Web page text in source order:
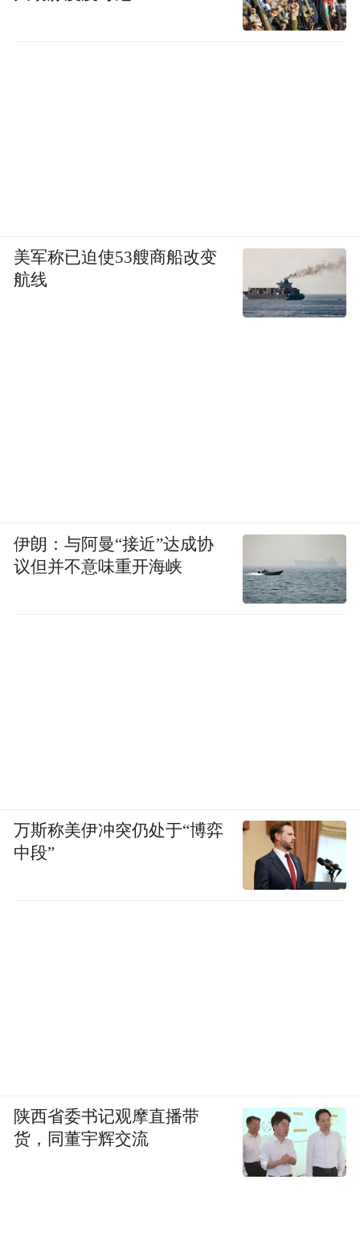
美军称已迫使53艘商船改变
航线
伊朗：与阿曼“接近”达成协
议但并不意味重开海峡
万斯称美伊冲突仍处于“博弈
中段”
陕西省委书记观摩直播带
货，同董宇辉交流